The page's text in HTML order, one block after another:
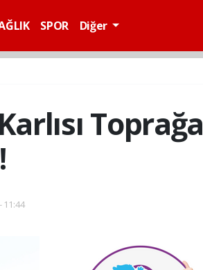
SPOR Diğer
Toprağa
11:44